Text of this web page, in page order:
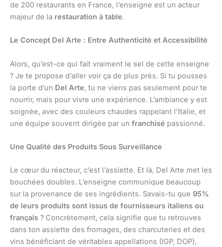
de 200 restaurants en France, l’enseigne est un acteur
majeur de la restauration à table.
Le Concept Del Arte : Entre Authenticité et Accessibilité
Alors, qu’est-ce qui fait vraiment le sel de cette enseigne
? Je te propose d’aller voir ça de plus près. Si tu pousses
la porte d’un Del Arte, tu ne viens pas seulement pour te
nourrir, mais pour vivre une expérience. L’ambiance y est
soignée, avec des couleurs chaudes rappelant l’Italie, et
une équipe souvent dirigée par un franchisé passionné.
Une Qualité des Produits Sous Surveillance
Le cœur du réacteur, c’est l’assiette. Et là, Del Arte met les
bouchées doubles. L’enseigne communique beaucoup
sur la provenance de ses ingrédients. Savais-tu que 95%
de leurs produits sont issus de fournisseurs italiens ou
français ? Concrètement, cela signifie que tu retrouves
dans ton assiette des fromages, des charcuteries et des
vins bénéficiant de véritables appellations (IGP, DOP),